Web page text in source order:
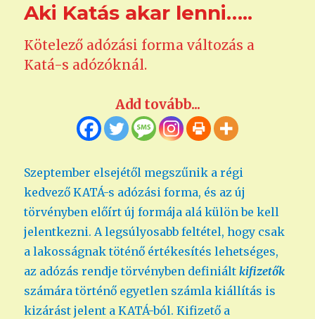
Aki Katás akar lenni…..
Kötelező adózási forma változás a
Katá-s adózóknál.
Add tovább...
Szeptember elsejétől megszűnik a régi
kedvező KATÁ-s adózási forma, és az új
törvényben előírt új formája alá külön be kell
jelentkezni. A legsúlyosabb feltétel, hogy csak
a lakosságnak töténő értékesítés lehetséges,
az adózás rendje törvényben definiáltkifizetők
számára történő egyetlen számla kiállítás is
kizárást jelent a KATÁ-ból. Kifizető a